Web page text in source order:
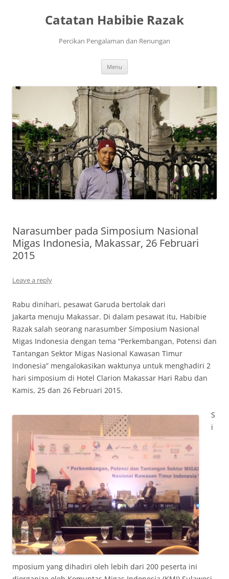
Catatan Habibie Razak
Percikan Pengalaman dan Renungan
Menu
Narasumber pada Simposium Nasional
Migas Indonesia, Makassar, 26 Februari
2015
Leave a reply
Rabu dinihari, pesawat Garuda bertolak dari
Jakarta menuju Makassar. Di dalam pesawat itu, Habibie
Razak salah seorang narasumber Simposium Nasional
Migas Indonesia dengan tema “Perkembangan, Potensi dan
Tantangan Sektor Migas Nasional Kawasan Timur
Indonesia” mengalokasikan waktunya untuk menghadiri 2
hari simposium di Hotel Clarion Makassar Hari Rabu dan
Kamis, 25 dan 26 Februari 2015.
S
i
mposium yang dihadiri oleh lebih dari 200 peserta ini